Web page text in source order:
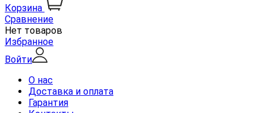
Корзина
Сравнение
Нет товаров
Избранное
Войти
О нас
Доставка и оплата
Гарантия